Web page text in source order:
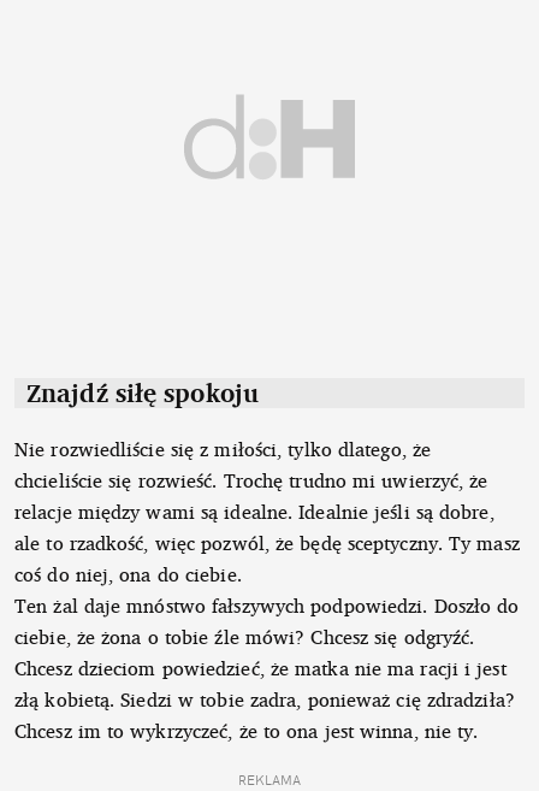
Znajdź siłę spokoju
Nie rozwiedliście się z miłości, tylko dlatego, że
chcieliście się rozwieść. Trochę trudno mi uwierzyć, że
relacje między wami są idealne. Idealnie jeśli są dobre,
ale to rzadkość, więc pozwól, że będę sceptyczny. Ty masz
coś do niej, ona do ciebie.
Ten żal daje mnóstwo fałszywych podpowiedzi. Doszło do
ciebie, że żona o tobie źle mówi? Chcesz się odgryźć.
Chcesz dzieciom powiedzieć, że matka nie ma racji i jest
złą kobietą. Siedzi w tobie zadra, ponieważ cię zdradziła?
Chcesz im to wykrzyczeć, że to ona jest winna, nie ty.
REKLAMA